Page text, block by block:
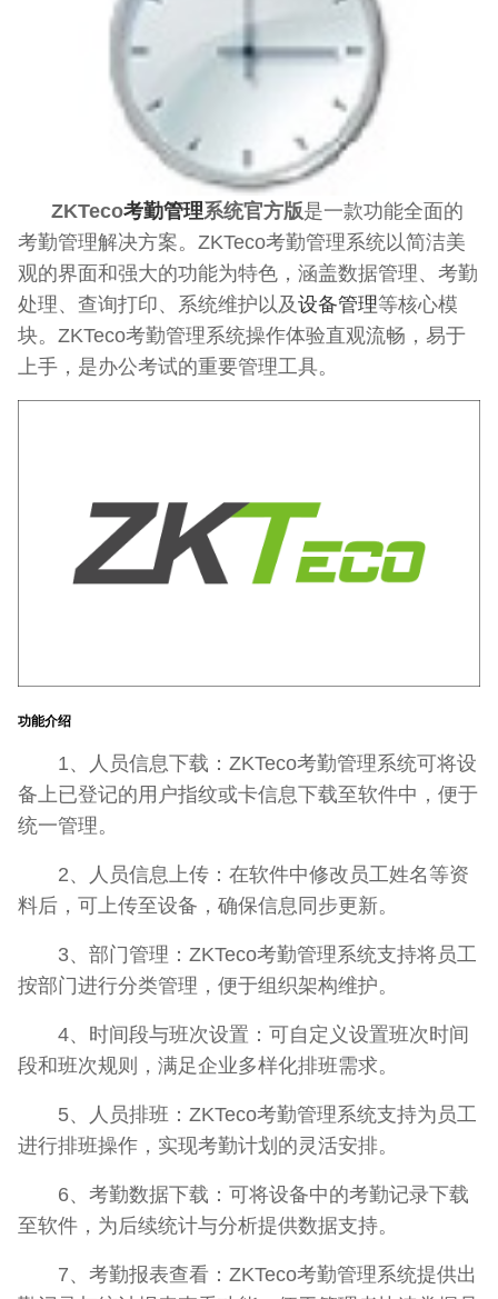
ZKTeco考勤管理系统官方版是一款功能全面的
考勤管理解决方案。ZKTeco考勤管理系统以简洁美
观的界面和强大的功能为特色，涵盖数据管理、考勤
处理、查询打印、系统维护以及设备管理等核心模
块。ZKTeco考勤管理系统操作体验直观流畅，易于
上手，是办公考试的重要管理工具。
功能介绍
1、人员信息下载：ZKTeco考勤管理系统可将设
备上已登记的用户指纹或卡信息下载至软件中，便于
统一管理。
2、人员信息上传：在软件中修改员工姓名等资
料后，可上传至设备，确保信息同步更新。
3、部门管理：ZKTeco考勤管理系统支持将员工
按部门进行分类管理，便于组织架构维护。
4、时间段与班次设置：可自定义设置班次时间
段和班次规则，满足企业多样化排班需求。
5、人员排班：ZKTeco考勤管理系统支持为员工
进行排班操作，实现考勤计划的灵活安排。
6、考勤数据下载：可将设备中的考勤记录下载
至软件，为后续统计与分析提供数据支持。
7、考勤报表查看：ZKTeco考勤管理系统提供出